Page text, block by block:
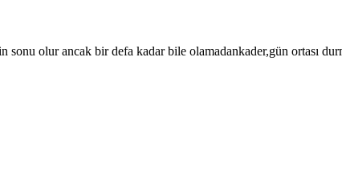
olur ancak bir defa kadar bile olamadankader,gün ortası